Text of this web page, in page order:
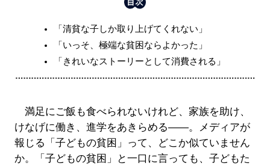
「清貧な子しか取り上げてくれない」
「いっそ、極端な貧困ならよかった」
「きれいなストーリーとして消費される」
満足にご飯も食べられないけれど、家族を助け、
けなげに働き、進学をあきらめる――。メディアが
報じる「子どもの貧困」って、どこか似ていません
か。「子どもの貧困」と一口に言っても、子どもた